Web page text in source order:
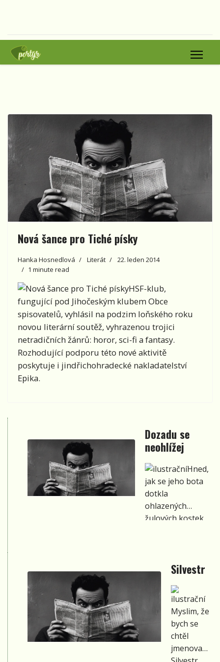
Nová šance pro Tiché písky
Hanka Hosnedlová Literát
22. leden 2014
1 minute read
HSF-klub,
fungující pod Jihočeským klubem Obce
spisovatelů, vyhlásil na podzim loňského roku
novou literární soutěž, vyhrazenou trojici
netradičních žánrů: horor, sci-fi a fantasy.
Rozhodující podporu této nové aktivitě
poskytuje i jindřichohradecké nakladatelství
Epika.
Dozadu se
neohlížej
Hned,
jak se jeho bota
dotkla
ohlazených
žulových kostek
vtíravý a ne právě
Ta směsice
očekávání,
nedefinovatelné
všudypřítomného
přikrčeného
Silvestr
Myslim, že
bych se
chtěl
jmenovat